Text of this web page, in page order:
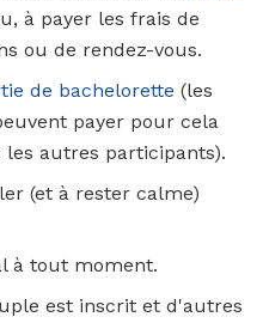
à payer les frais de
ou de rendez-vous.
de bachelorette (les
payer pour cela
autres participants).
(et à rester calme)
à tout moment.
est inscrit et d'autres